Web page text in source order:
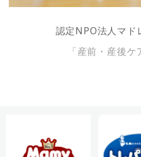
認定NPO法人マド
「産前・産後ケ